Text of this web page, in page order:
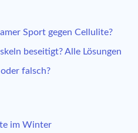
Sport gegen Cellulite?
beseitigt? Alle Lösungen
falsch?
im Winter